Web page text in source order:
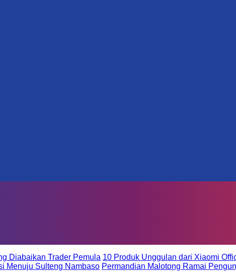
Diabaikan Trader Pemula 10 Produk Unggulan dari Xiaomi
Menuju Sulteng Nambaso Permandian Malotong Ramai